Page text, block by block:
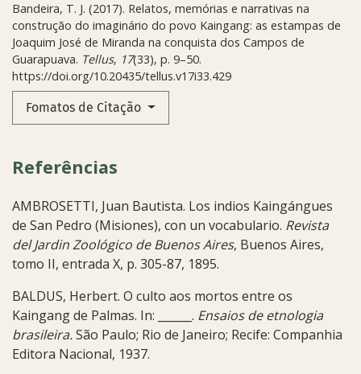
Bandeira, T. J. (2017). Relatos, memórias e narrativas na
construção do imaginário do povo Kaingang: as estampas de
Joaquim José de Miranda na conquista dos Campos de
Guarapuava. Tellus, 17(33), p. 9–50.
https://doi.org/10.20435/tellus.v17i33.429
Fomatos de Citação
Referências
AMBROSETTI, Juan Bautista. Los indios Kaingángues
de San Pedro (Misiones), con un vocabulario. Revista
del Jardin Zoológico de Buenos Aires, Buenos Aires,
tomo II, entrada X, p. 305-87, 1895.
BALDUS, Herbert. O culto aos mortos entre os
Kaingang de Palmas. In: ______. Ensaios de etnologia
brasileira.São Paulo; Rio de Janeiro; Recife: Companhia
Editora Nacional, 1937.